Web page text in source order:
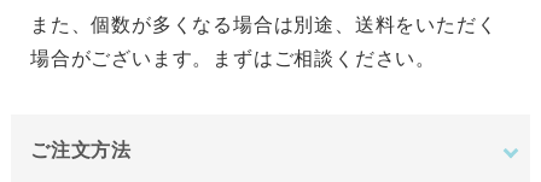
また、個数が多くなる場合は別途、送料をいただく
場合がございます。まずはご相談ください。
ご注文方法